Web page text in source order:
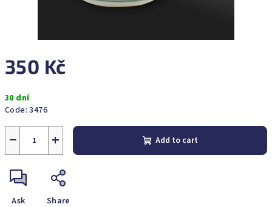
350 Kč
price:
30 dní
Code: 3476
+
− Add to cart
Ask Share